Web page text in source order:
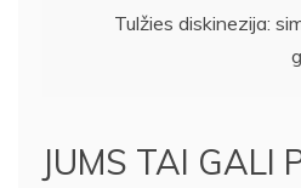
Tulžies diskinezija:
JUMS TAI GALI